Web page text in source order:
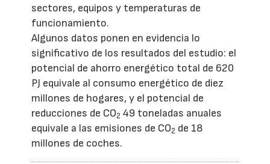
sectores, equipos y temperaturas de
funcionamiento.
Algunos datos ponen en evidencia lo
significativo de los resultados del estudio: el
potencial de ahorro energético total de 620
PJ equivale al consumo energético de diez
millones de hogares, y el potencial de
reducciones de CO2 49 toneladas anuales
equivale a las emisiones de CO2 de 18
millones de coches.